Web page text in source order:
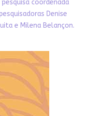
coordenada
Denise
e Milena Belançon.